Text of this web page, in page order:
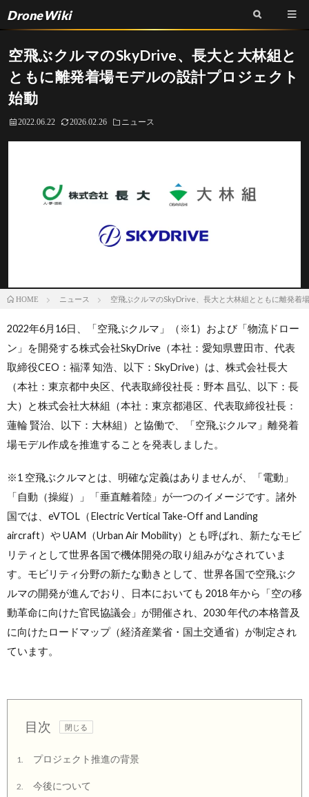
DroneWiki
空飛ぶクルマのSkyDrive、長大と大林組と
ともに離発着場モデルの設計プロジェクト
始動
2022.06.22 2026.02.26 ニュース
HOME ニュース 空飛ぶクルマのSkyDrive、長大と大林組とともに離発着
2022年6月16日、「空飛ぶクルマ」（※1）および「物流ドロー
ン」を開発する株式会社SkyDrive（本社：愛知県豊田市、代表
取締役CEO：福澤 知浩、以下：SkyDrive）は、株式会社長大
（本社：東京都中央区、代表取締役社長：野本 昌弘、以下：長
大）と株式会社大林組（本社：東京都港区、代表取締役社長：
蓮輪 賢治、以下：大林組）と協働で、「空飛ぶクルマ」離発着
場モデル作成を推進することを発表しました。
※1 空飛ぶクルマとは、明確な定義はありませんが、「電動」
「自動（操縦）」「垂直離着陸」が一つのイメージです。諸外
国では、eVTOL（Electric Vertical Take-Off and Landing
aircraft）や UAM（Urban Air Mobility）とも呼ばれ、新たなモビ
リティとして世界各国で機体開発の取り組みがなされていま
す。モビリティ分野の新たな動きとして、世界各国で空飛ぶク
ルマの開発が進んでおり、日本においても 2018 年から「空の移
動革命に向けた官民協議会」が開催され、2030 年代の本格普及
に向けたロードマップ（経済産業省・国土交通省）が制定され
ています。
目次
1. プロジェクト推進の背景
2. 今後について